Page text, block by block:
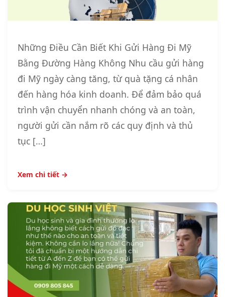
Những Điều Cần Biết Khi Gửi Hàng Đi Mỹ
Bằng Đường Hàng Không Nhu cầu gửi hàng
đi Mỹ ngày càng tăng, từ quà tặng cá nhân
đến hàng hóa kinh doanh. Để đảm bảo quá
trình vận chuyển nhanh chóng và an toàn,
người gửi cần nắm rõ các quy định và thủ
tục […]
Xem chi tiết →